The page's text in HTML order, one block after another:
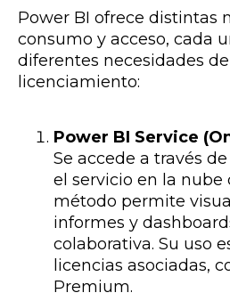
Power BI ofrece distintas
consumo y acceso, cada
diferentes necesidades
licenciamiento:
Power BI Service
Se accede a través
el servicio en la nube
método permite
informes y
colaborativa. Su uso
licencias asociadas,
Premium.